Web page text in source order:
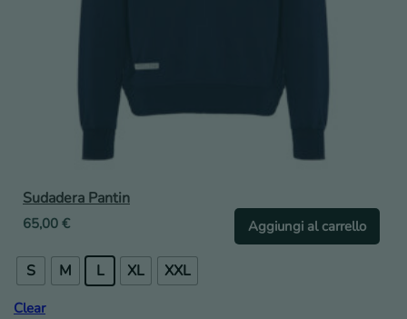
Sudadera Pantin
65,00 € Aggiungi al carrello
S M L XL XXL
Clear